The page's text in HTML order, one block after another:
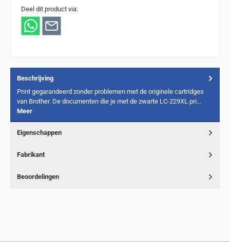
Deel dit product via:
Beschrijving
Print gegarandeerd zonder problemen met de originele cartridges
van Brother. De documenten die je met de zwarte LC-229XL pri…
Meer
Eigenschappen
Fabrikant
Beoordelingen